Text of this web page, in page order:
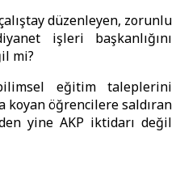
düzenleyen, zorunlu
işleri başkanlığını
mi?
eğitim taleplerini
öğrencilere saldıran
yine AKP iktidarı değil